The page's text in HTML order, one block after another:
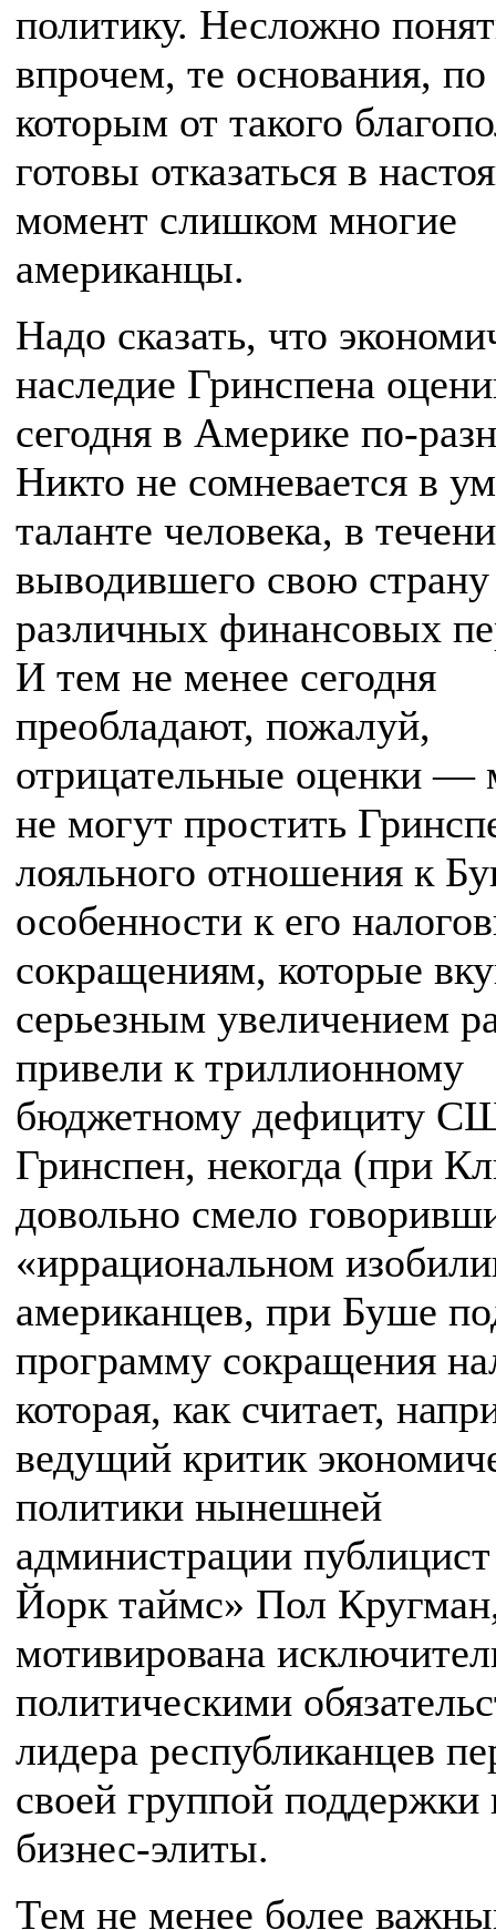
политику. Несложно
впрочем, те основания, по
которым от такого
готовы отказаться в
момент слишком многие
американцы.
Надо сказать, что
наследие Гринспена
сегодня в Америке по-
Никто не сомневается в
таланте человека, в
выводившего свою страну
различных финансовых
И тем не менее сегодня
преобладают, пожалуй,
отрицательные оценки —
не могут простить
лояльного отношения к
особенности к его
сокращениям, которые
серьезным увеличением
привели к триллионному
бюджетному дефициту
Гринспен, некогда (при
довольно смело
«иррациональном
американцев, при Буше
программу сокращения
которая, как считает,
ведущий критик
политики нынешней
администрации
Йорк таймс» Пол
мотивирована
политическими
лидера республиканцев
своей группой поддержки
бизнес-элиты.
Тем не менее более